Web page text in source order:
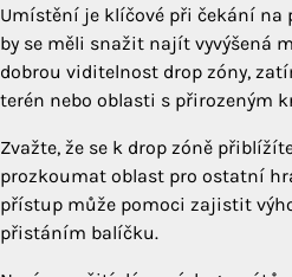
Umístění je klíčové při čekání na
by se měli snažit najít vyvýšená
dobrou viditelnost drop zóny,
terén nebo oblasti s přirozeným
Zvažte, že se k drop zóně
prozkoumat oblast pro ostatní
přístup může pomoci zajistit
přistáním balíčku.